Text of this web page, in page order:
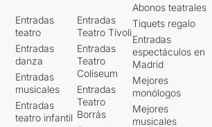
Entradas
teatro
Entradas
danza
Entradas
musicales
Entradas
teatro infantil
Entradas
Teatro Tívoli
Entradas
Teatro
Coliseum
Entradas
Teatro
Borrás
Abonos teatrales
Tiquets regalo
Entradas
espectáculos en
Madrid
Mejores
monólogos
Mejores
musicales